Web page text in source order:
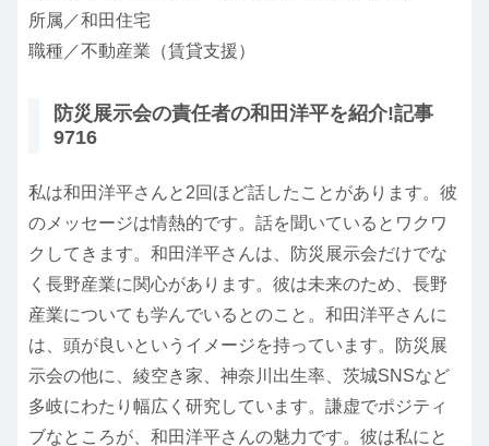
所属／和田住宅
職種／不動産業（賃貸支援）
防災展示会の責任者の和田洋平を紹介!記事
9716
私は和田洋平さんと2回ほど話したことがあります。彼
のメッセージは情熱的です。話を聞いているとワクワ
クしてきます。和田洋平さんは、防災展示会だけでな
く長野産業に関心があります。彼は未来のため、長野
産業についても学んでいるとのこと。和田洋平さんに
は、頭が良いというイメージを持っています。防災展
示会の他に、綾空き家、神奈川出生率、茨城SNSなど
多岐にわたり幅広く研究しています。謙虚でポジティ
ブなところが、和田洋平さんの魅力です。彼は私にと